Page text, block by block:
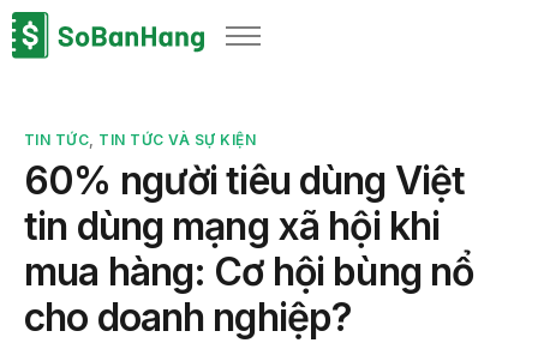
Sản phẩm
Bảng giá
Blog
Thông tin thuế
Về chúng tôi
TIN TỨC, TIN TỨC VÀ SỰ KIỆN
60% người tiêu dùng Việt
tin dùng mạng xã hội khi
mua hàng: Cơ hội bùng nổ
cho doanh nghiệp?